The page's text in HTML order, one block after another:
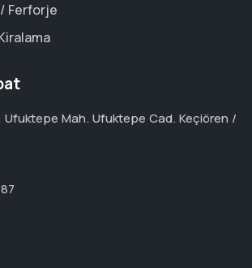
Ferforje
Ufuktepe Mah. Ufuktepe Cad. Keçiören /